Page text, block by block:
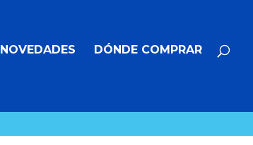
NOVEDADES DÓNDE COMPRAR